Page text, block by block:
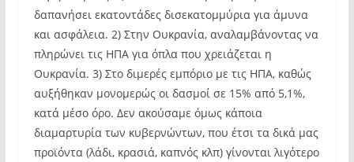
δαπανήσει εκατοντάδες δισεκατομμύρια για άμυνα
και ασφάλεια. 2) Στην Ουκρανία, αναλαμβάνοντας να
πληρώνει τις ΗΠΑ για όπλα που χρειάζεται η
Ουκρανία. 3) Στο διμερές εμπόριο με τις ΗΠΑ, καθώς
αυξήθηκαν μονομερώς οι δασμοί σε 15% από 5,1%,
κατά μέσο όρο. Δεν ακούσαμε όμως κάποια
διαμαρτυρία των κυβερνώντων, που έτσι τα δικά μας
προϊόντα (λάδι, κρασιά, καπνός κλπ) γίνονται λιγότερο